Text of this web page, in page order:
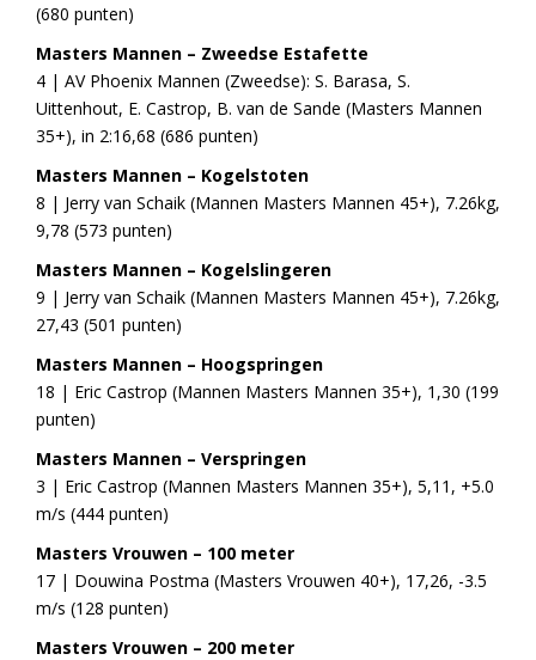
(680 punten)
Masters Mannen – Zweedse Estafette
4 | AV Phoenix Mannen (Zweedse): S. Barasa, S.
Uittenhout, E. Castrop, B. van de Sande (Masters Mannen
35+), in 2:16,68 (686 punten)
Masters Mannen – Kogelstoten
8 | Jerry van Schaik (Mannen Masters Mannen 45+), 7.26kg,
9,78 (573 punten)
Masters Mannen – Kogelslingeren
9 | Jerry van Schaik (Mannen Masters Mannen 45+), 7.26kg,
27,43 (501 punten)
Masters Mannen – Hoogspringen
18 | Eric Castrop (Mannen Masters Mannen 35+), 1,30 (199
punten)
Masters Mannen – Verspringen
3 | Eric Castrop (Mannen Masters Mannen 35+), 5,11, +5.0
m/s (444 punten)
Masters Vrouwen – 100 meter
17 | Douwina Postma (Masters Vrouwen 40+), 17,26, -3.5
m/s (128 punten)
Masters Vrouwen – 200 meter